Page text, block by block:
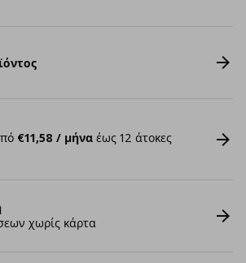
€11,58 / μήνα έως 12 άτοκες
χωρίς κάρτα